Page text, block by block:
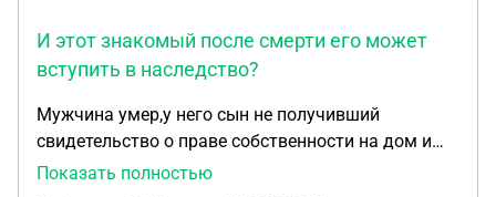
И этот знакомый после смерти его может
вступить в наследство?
Мужчина умер,у него сын не получивший
свидетельство о праве собственности на дом и
земельный участок,может ли завещать этот дом
Показать полностью